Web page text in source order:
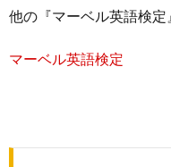
他の『マーベル英語検
マーベル英語検定